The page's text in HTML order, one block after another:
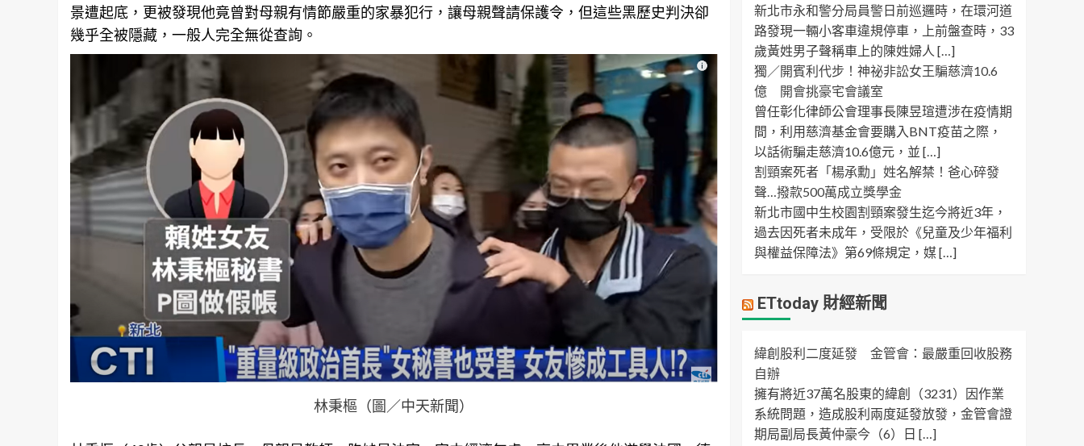
景遭起底，更被發現他竟曾對母親有情節嚴重的家暴犯行，讓母親聲請保護令，但這些黑歷史判決卻
幾乎全被隱藏，一般人完全無從查詢。
林秉樞（圖／中天新聞）
新北市永和警分局員警日前巡邏時，在環河道
路發現一輛小客車違規停車，上前盤查時，33
歲黃姓男子聲稱車上的陳姓婦人 […]
獨／開賓利代步！神祕非訟女王騙慈濟10.6
億 開會挑豪宅會議室
曾任彰化律師公會理事長陳昱瑄遭涉在疫情期
間，利用慈濟基金會要購入BNT疫苗之際，
以話術騙走慈濟10.6億元，並 […]
割頸案死者「楊承勳」姓名解禁！爸心碎發
聲…撥款500萬成立獎學金
新北市國中生校園割頸案發生迄今將近3年，
過去因死者未成年，受限於《兒童及少年福利
與權益保障法》第69條規定，媒 […]
ETtoday 財經新聞
緯創股利二度延發 金管會：最嚴重回收股務
自辦
擁有將近37萬名股東的緯創（3231）因作業
系統問題，造成股利兩度延發放發，金管會證
期局副局長黃仲豪今（6）日 […]